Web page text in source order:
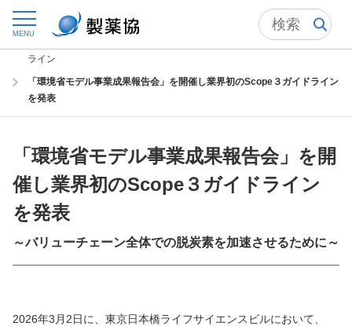
MENU
トップ 委員会からの情報発信 環境問題検討会
製薬業界におけるScope3算定とビジネスパートナーとの連携実践ガイド
ライン
「環境省モデル事業成果報告会」を開催し業界初のScope３ガイドライン
を発表
「環境省モデル事業成果報告会」を開
催し業界初のScope３ガイドライン
を発表
～バリューチェーン全体での脱炭素を加速させるために～
2026年3月2日に、東京日本橋ライフサイエンスビルにおいて、